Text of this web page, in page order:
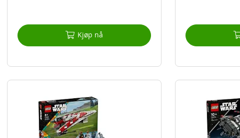
Kjøp nå